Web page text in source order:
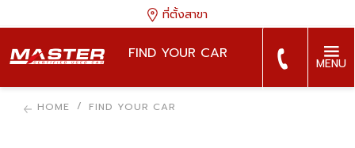
ที่ตั้งสาขา
FIND YOUR CAR
MENU
HOME FIND YOUR CAR